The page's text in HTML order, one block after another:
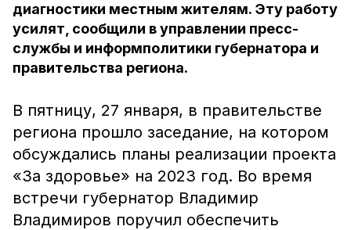
диагностики местным жителям. Эту работу
усилят, сообщили в управлении пресс-
службы и информполитики губернатора и
правительства региона.
В пятницу, 27 января, в правительстве
региона прошло заседание, на котором
обсуждались планы реализации проекта
«За здоровье» на 2023 год. Во время
встречи губернатор Владимир
Владимиров поручил обеспечить